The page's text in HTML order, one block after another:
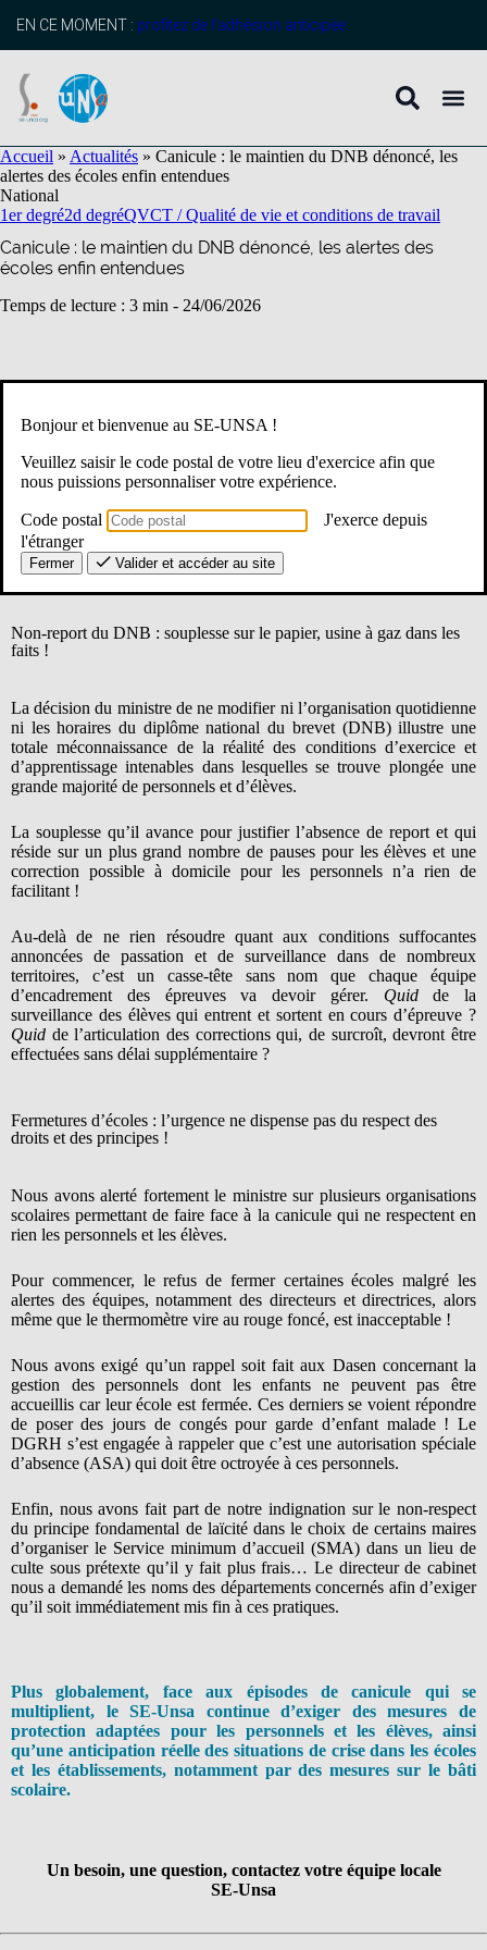
principal
EN CE MOMENT : profitez de l’adhésion anticipée
Accueil » Actualités » Canicule : le maintien du DNB dénoncé, les
alertes des écoles enfin entendues
National
1er degré2d degréQVCT / Qualité de vie et conditions de travail
Canicule : le maintien du DNB dénoncé, les alertes des
écoles enfin entendues
Temps de lecture : 3 min - 24/06/2026
équipes peinent à trouver des aménagements alternatifs pour faire
compter les injonctions farfelues voire non légales de certaines
municipalités ou encore de notre hiérarchie…
Lors de la réunion ministérielle de gestion de crise qui s’est
déroulée ce mercredi 24 juin, le SE-Unsa a dénoncé une décision
de non-report du DNB et a alerté sur des aberrations
d’organisation scolaire.
Non-report du DNB : souplesse sur le papier, usine à gaz dans les
faits !
La décision du ministre de ne modifier ni l’organisation quotidienne
ni les horaires du diplôme national du brevet (DNB) illustre une
totale méconnaissance de la réalité des conditions d’exercice et
d’apprentissage intenables dans lesquelles se trouve plongée une
grande majorité de personnels et d’élèves.
La souplesse qu’il avance pour justifier l’absence de report et qui
réside sur un plus grand nombre de pauses pour les élèves et une
correction possible à domicile pour les personnels n’a rien de
facilitant !
Au-delà de ne rien résoudre quant aux conditions suffocantes
annoncées de passation et de surveillance dans de nombreux
territoires, c’est un casse-tête sans nom que chaque équipe
d’encadrement des épreuves va devoir gérer. Quidde la
surveillance des élèves qui entrent et sortent en cours d’épreuve ?
Quid de l’articulation des corrections qui, de surcroît, devront être
effectuées sans délai supplémentaire ?
Fermetures d’écoles : l’urgence ne dispense pas du respect des
droits et des principes !
Nous avons alerté fortement le ministre sur plusieurs organisations
scolaires permettant de faire face à la canicule qui ne respectent en
rien les personnels et les élèves.
Pour commencer, le refus de fermer certaines écoles malgré les
alertes des équipes, notamment des directeurs et directrices, alors
même que le thermomètre vire au rouge foncé, est inacceptable !
Nous avons exigé qu’un rappel soit fait aux Dasen concernant la
gestion des personnels dont les enfants ne peuvent pas être
accueillis car leur école est fermée. Ces derniers se voient répondre
de poser des jours de congés pour garde d’enfant malade ! Le
DGRH s’est engagée à rappeler que c’est une autorisation spéciale
d’absence (ASA) qui doit être octroyée à ces personnels.
Enfin, nous avons fait part de notre indignation sur le non-respect
du principe fondamental de laïcité dans le choix de certains maires
d’organiser le Service minimum d’accueil (SMA) dans un lieu de
culte sous prétexte qu’il y fait plus frais… Le directeur de cabinet
nous a demandé les noms des départements concernés afin d’exiger
qu’il soit immédiatement mis fin à ces pratiques.
Plus globalement, face aux épisodes de canicule qui se
multiplient, le SE-Unsa continue d’exiger des mesures de
protection adaptées pour les personnels et les élèves, ainsi
qu’une anticipation réelle des situations de crise dans les écoles
et les établissements, notamment par des mesures sur le bâti
scolaire.
Un besoin, une question, contactez votre équipe locale
SE-Unsa
Bonjour et bienvenue au SE-UNSA !
Veuillez saisir le code postal de votre lieu d'exercice afin que
nous puissions personnaliser votre expérience.
Code postal
J'exerce depuis
l'étranger
Fermer Valider et accéder au site